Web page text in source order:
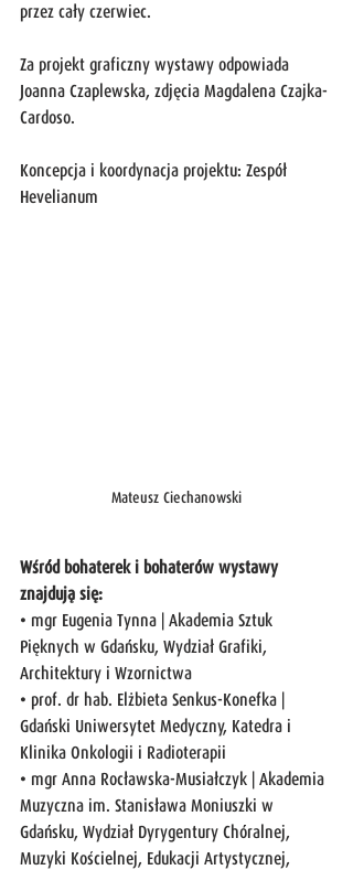
przez cały czerwiec.
Za projekt graficzny wystawy odpowiada
Joanna Czaplewska, zdjęcia Magdalena Czajka-
Cardoso.
Koncepcja i koordynacja projektu: Zespół
Hevelianum
Mateusz Ciechanowski
Wśród bohaterek i bohaterów wystawy
znajdują się:
• mgr Eugenia Tynna | Akademia Sztuk
Pięknych w Gdańsku, Wydział Grafiki,
Architektury i Wzornictwa
• prof. dr hab. Elżbieta Senkus-Konefka |
Gdański Uniwersytet Medyczny, Katedra i
Klinika Onkologii i Radioterapii
• mgr Anna Rocławska-Musiałczyk | Akademia
Muzyczna im. Stanisława Moniuszki w
Gdańsku, Wydział Dyrygentury Chóralnej,
Muzyki Kościelnej, Edukacji Artystycznej,